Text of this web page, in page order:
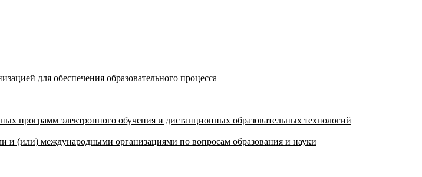
для обеспечения образовательного процесса
программ электронного обучения и дистанционных образовательных технологий
(или) международными организациями по вопросам образования и науки